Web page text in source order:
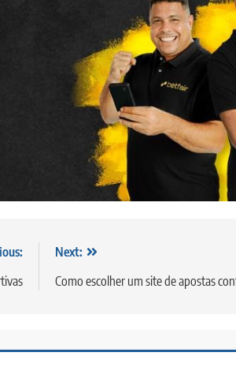
Next:
Como escolher um site de apostas